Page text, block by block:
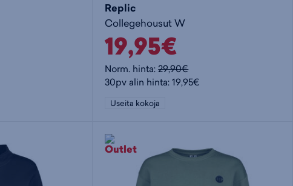
Replic
Collegehousut W
19,95€
Norm. hinta:29,90€
30pv alin hinta: 19,95€
Useita kokoja